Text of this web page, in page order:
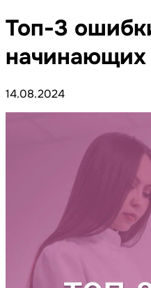
Топ-3
начинающих
14.08.2024